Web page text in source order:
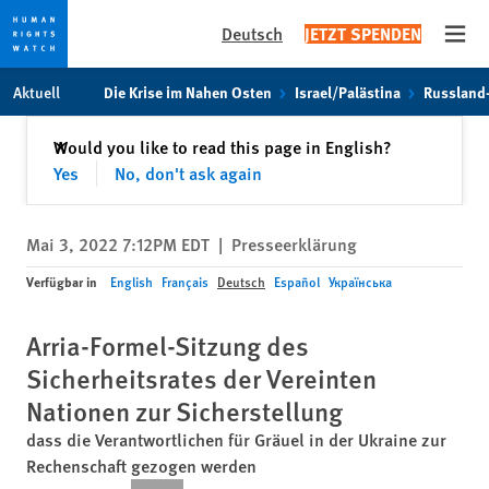
Skip
to
Skip
to
content
Deutsch JETZT SPENDEN
Aktuell Die Krise im Nahen Osten Israel/Palästina
Would you like to read this page in English?
Yes
No, don't ask again
✕Schließen
Mai 3, 2022 7:12PM EDT | Presseerklärung
Verfügbar in English Français Deutsch Español Українська
Arria-Formel-Sitzung des
Sicherheitsrates der Vereinten
Nationen zur Sicherstellung
dass die Verantwortlichen für Gräuel in der Ukraine zur
Rechenschaft gezogen werden